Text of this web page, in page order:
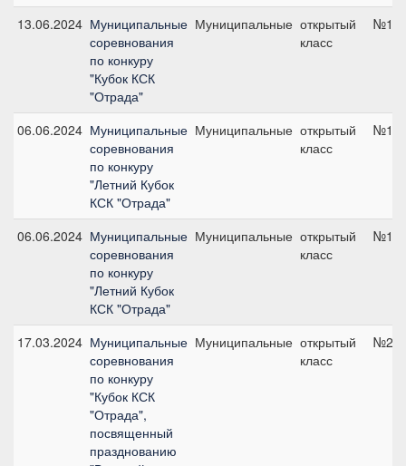
13.06.2024 Муниципальные
соревнования
по конкуру
"Кубок КСК
"Отрада"
Муниципальные открытый
класс
№10,
06.06.2024 Муниципальные
соревнования
по конкуру
"Летний Кубок
КСК "Отрада"
Муниципальные открытый
класс
№13,
06.06.2024 Муниципальные
соревнования
по конкуру
"Летний Кубок
КСК "Отрада"
Муниципальные открытый
класс
№10,
17.03.2024 Муниципальные
соревнования
по конкуру
"Кубок КСК
"Отрада",
посвященный
празднованию
Муниципальные открытый
класс
№2,